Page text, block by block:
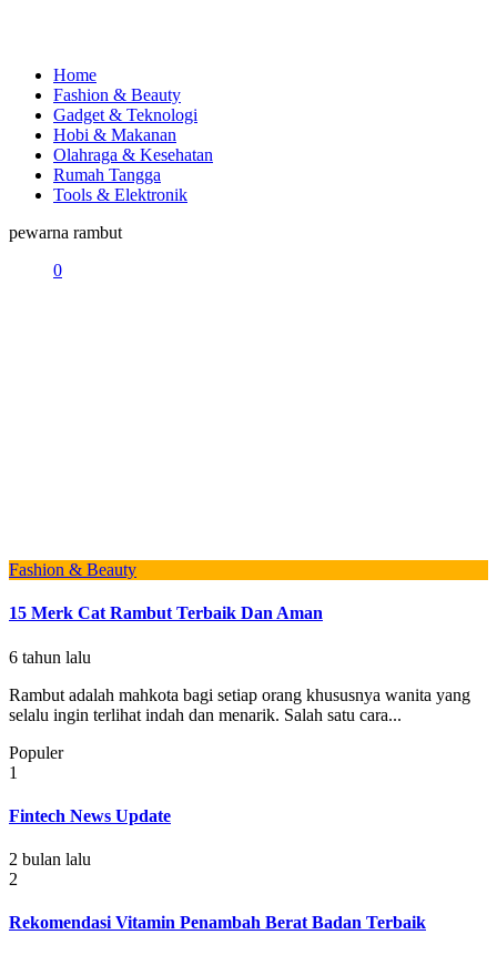
Home
Fashion & Beauty
Gadget & Teknologi
Hobi & Makanan
Olahraga & Kesehatan
Rumah Tangga
Tools & Elektronik
pewarna rambut
0
Fashion & Beauty
15 Merk Cat Rambut Terbaik Dan Aman
6 tahun lalu
Rambut adalah mahkota bagi setiap orang khususnya wanita yang
selalu ingin terlihat indah dan menarik. Salah satu cara...
Populer
1
Fintech News Update
2 bulan lalu
2
Rekomendasi Vitamin Penambah Berat Badan Terbaik